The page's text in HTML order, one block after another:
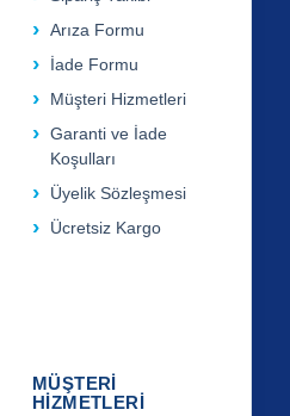
Arıza Formu
İade Formu
Müşteri Hizmetleri
Garanti ve İade
Koşulları
Üyelik Sözleşmesi
Ücretsiz Kargo
MÜŞTERİ
HİZMETLERİ